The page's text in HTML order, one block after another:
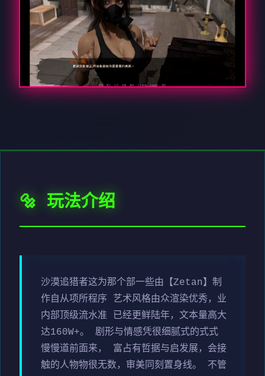
🔩 玩法介绍
沙漠追猎者这为那个部一些由【Zetan】制
作自从项所程序 艺术风格由众渲染优秀，业
内部顶级流水准 已经更鲜陆年，文本量高大
达160W+。 剧形与情感凭很细腻式的式式
慢慢道前面来， 富占有哲据与启发展，会接
触的人物物很无数，审美同刻置身线。 不管